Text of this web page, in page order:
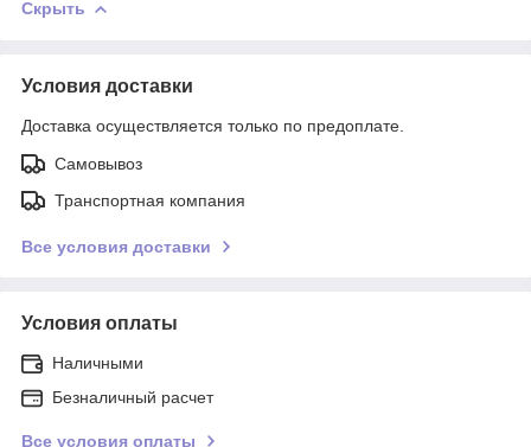
Скрыть
Условия доставки
Доставка осуществляется только по предоплате.
Самовывоз
Транспортная компания
Все условия доставки
Условия оплаты
Наличными
Безналичный расчет
Все условия оплаты